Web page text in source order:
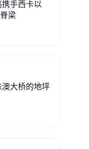
手西卡以
梁
大桥的地坪